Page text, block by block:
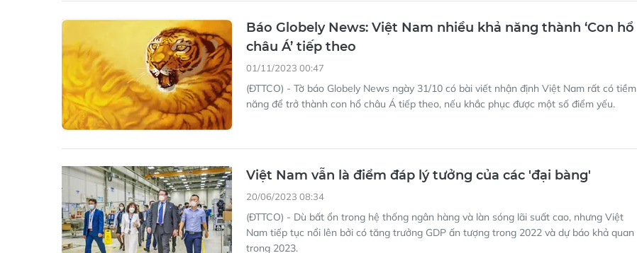
Báo Globely News: Việt Nam nhiều khả năng thành ‘Con hổ
châu Á’ tiếp theo
01/11/2023 00:47
(ĐTTCO) - Tờ báo Globely News ngày 31/10 có bài viết nhận định Việt Nam rất có tiềm
năng để trở thành con hổ châu Á tiếp theo, nếu khắc phục được một số điểm yếu.
Việt Nam vẫn là điểm đáp lý tưởng của các 'đại bàng'
20/06/2023 08:34
(ĐTTCO) - Dù bất ổn trong hệ thống ngân hàng và làn sóng lãi suất cao, nhưng Việt
Nam tiếp tục nổi lên bởi có tăng trưởng GDP ấn tượng trong 2022 và dự báo khả quan
trong 2023.